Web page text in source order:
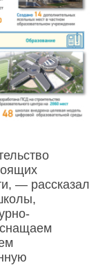
— рассказал